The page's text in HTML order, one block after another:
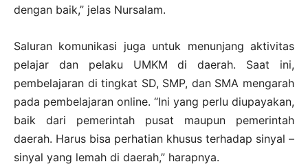
dengan baik,” jelas Nursalam.
Saluran komunikasi juga untuk menunjang aktivitas
pelajar dan pelaku UMKM di daerah. Saat ini,
pembelajaran di tingkat SD, SMP, dan SMA mengarah
pada pembelajaran online. “Ini yang perlu diupayakan,
baik dari pemerintah pusat maupun pemerintah
daerah. Harus bisa perhatian khusus terhadap sinyal –
sinyal yang lemah di daerah,” harapnya.